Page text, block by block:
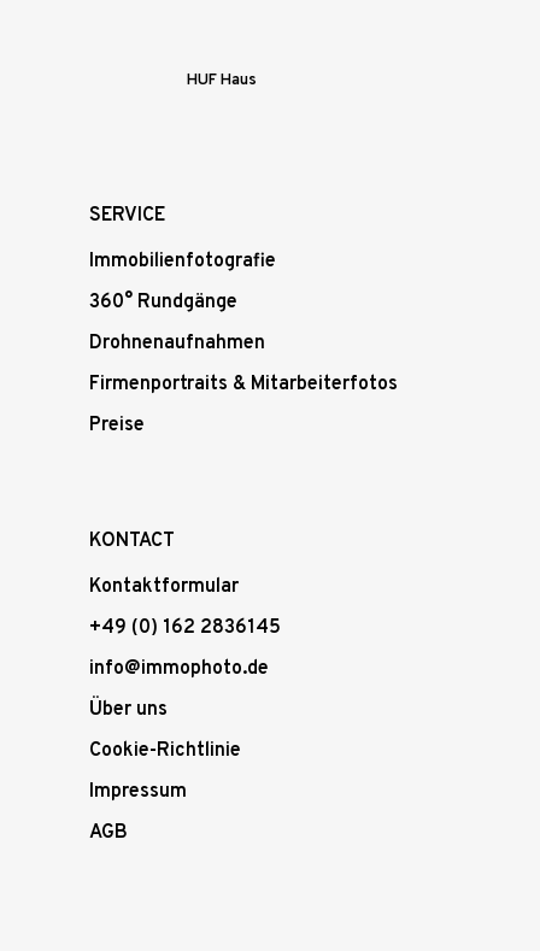
HUF Haus
SERVICE
Immobilienfotografie
360° Rundgänge
Drohnenaufnahmen
Firmenportraits & Mitarbeiterfotos
Preise
KONTACT
Kontaktformular
+49 (0) 162 2836145
info@immophoto.de
Über uns
Cookie-Richtlinie
Impressum
AGB